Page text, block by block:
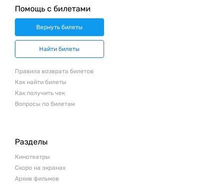
Помощь с билетами
Вернуть билеты
Найти билеты
Правила возврата билетов
Как найти билеты
Как получить чек
Вопросы по билетам
Разделы
Кинотеатры
Скоро на экранах
Архив фильмов